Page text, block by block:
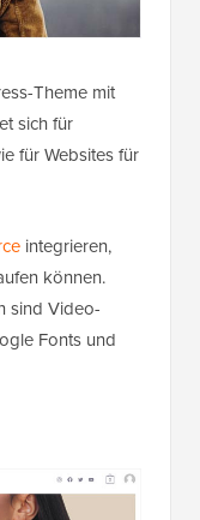
Theme mit
sich für
für Websites für
integrieren,
können.
sind Video-
Fonts und